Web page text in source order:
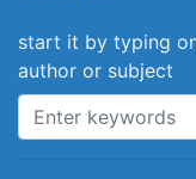
start it by typing
author or subject